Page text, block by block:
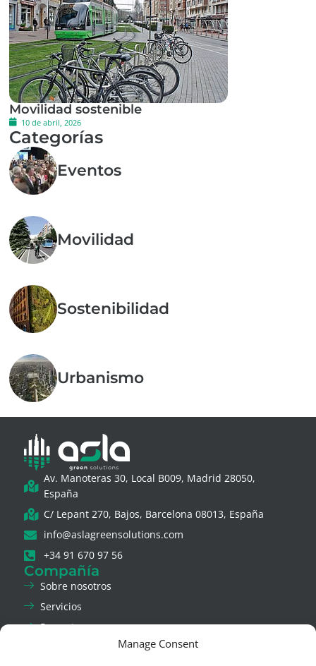
Manage Consent
Movilidad sostenible
10 de abril, 2026
Categorías
Eventos
Movilidad
Sostenibilidad
Urbanismo
Av. Manoteras 30, Local B009, Madrid 28050,
España
C/ Lepant 270, Bajos, Barcelona 08013, España
info@aslagreensolutions.com
+34 91 670 97 56
Compañía
Sobre nosotros
Servicios
Proyectos